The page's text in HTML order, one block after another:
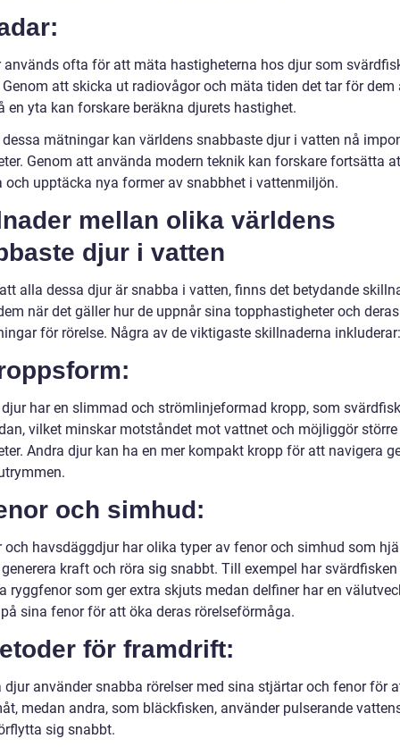
används ofta för att mäta hastigheterna hos djur som
Genom att skicka ut radiovågor och mäta tiden det tar för dem
en yta kan forskare beräkna djurets hastighet.
mätningar kan världens snabbaste djur i vatten nå
Genom att använda modern teknik kan forskare fortsätta
och upptäcka nya former av snabbhet i vattenmiljön.
mellan olika världens
djur i vatten
alla dessa djur är snabba i vatten, finns det betydande
när det gäller hur de uppnår sina topphastigheter och deras
för rörelse. Några av de viktigaste skillnaderna inkluderar:
har en slimmad och strömlinjeformad kropp, som
vilket minskar motståndet mot vattnet och möjliggör större
Andra djur kan ha en mer kompakt kropp för att navigera
och simhud:
och havsdäggdjur har olika typer av fenor och simhud som
kraft och röra sig snabbt. Till exempel har
ryggfenor som ger extra skjuts medan delfiner har en
sina fenor för att öka deras rörelseförmåga.
för framdrift:
djur använder snabba rörelser med sina stjärtar och fenor för
medan andra, som bläckfisken, använder pulserande
sig snabbt.